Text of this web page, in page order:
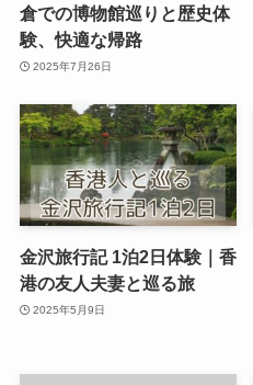
倉での博物館巡りと歴史体
験、快適な帰路
2025年7月26日
金沢旅行記 1泊2日体験｜香
港の友人夫妻と巡る旅
2025年5月9日